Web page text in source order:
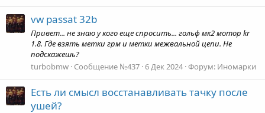
vw passat 32b
Привет... не знаю у кого еще спросить... гольф мк2 мотор kr
1.8. Где взять метки грм и метки межвальной цепи. Не
подскажешь?
turbobmw Сообщение №437 6 Дек 2024 Форум: Иномарки
Есть ли смысл восстанавливать тачку после
ушей?